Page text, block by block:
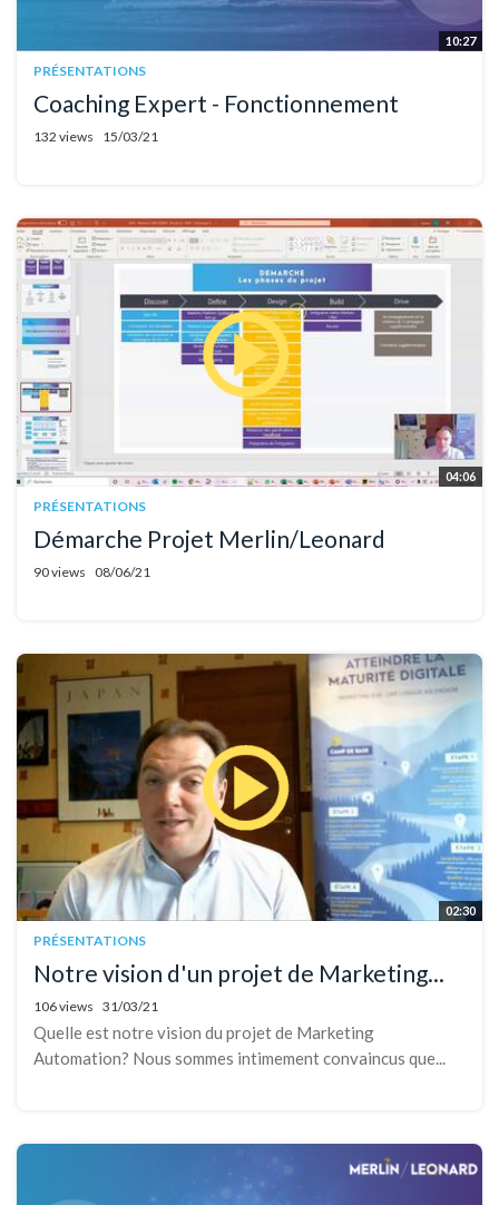
10:27
PRÉSENTATIONS
Coaching Expert - Fonctionnement
132 views 15/03/21
04:06
PRÉSENTATIONS
Démarche Projet Merlin/Leonard
90 views 08/06/21
02:30
PRÉSENTATIONS
Notre vision d'un projet de Marketing...
106 views 31/03/21
Quelle est notre vision du projet de Marketing
Automation? Nous sommes intimement convaincus que...